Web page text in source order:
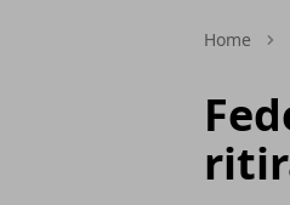
Home